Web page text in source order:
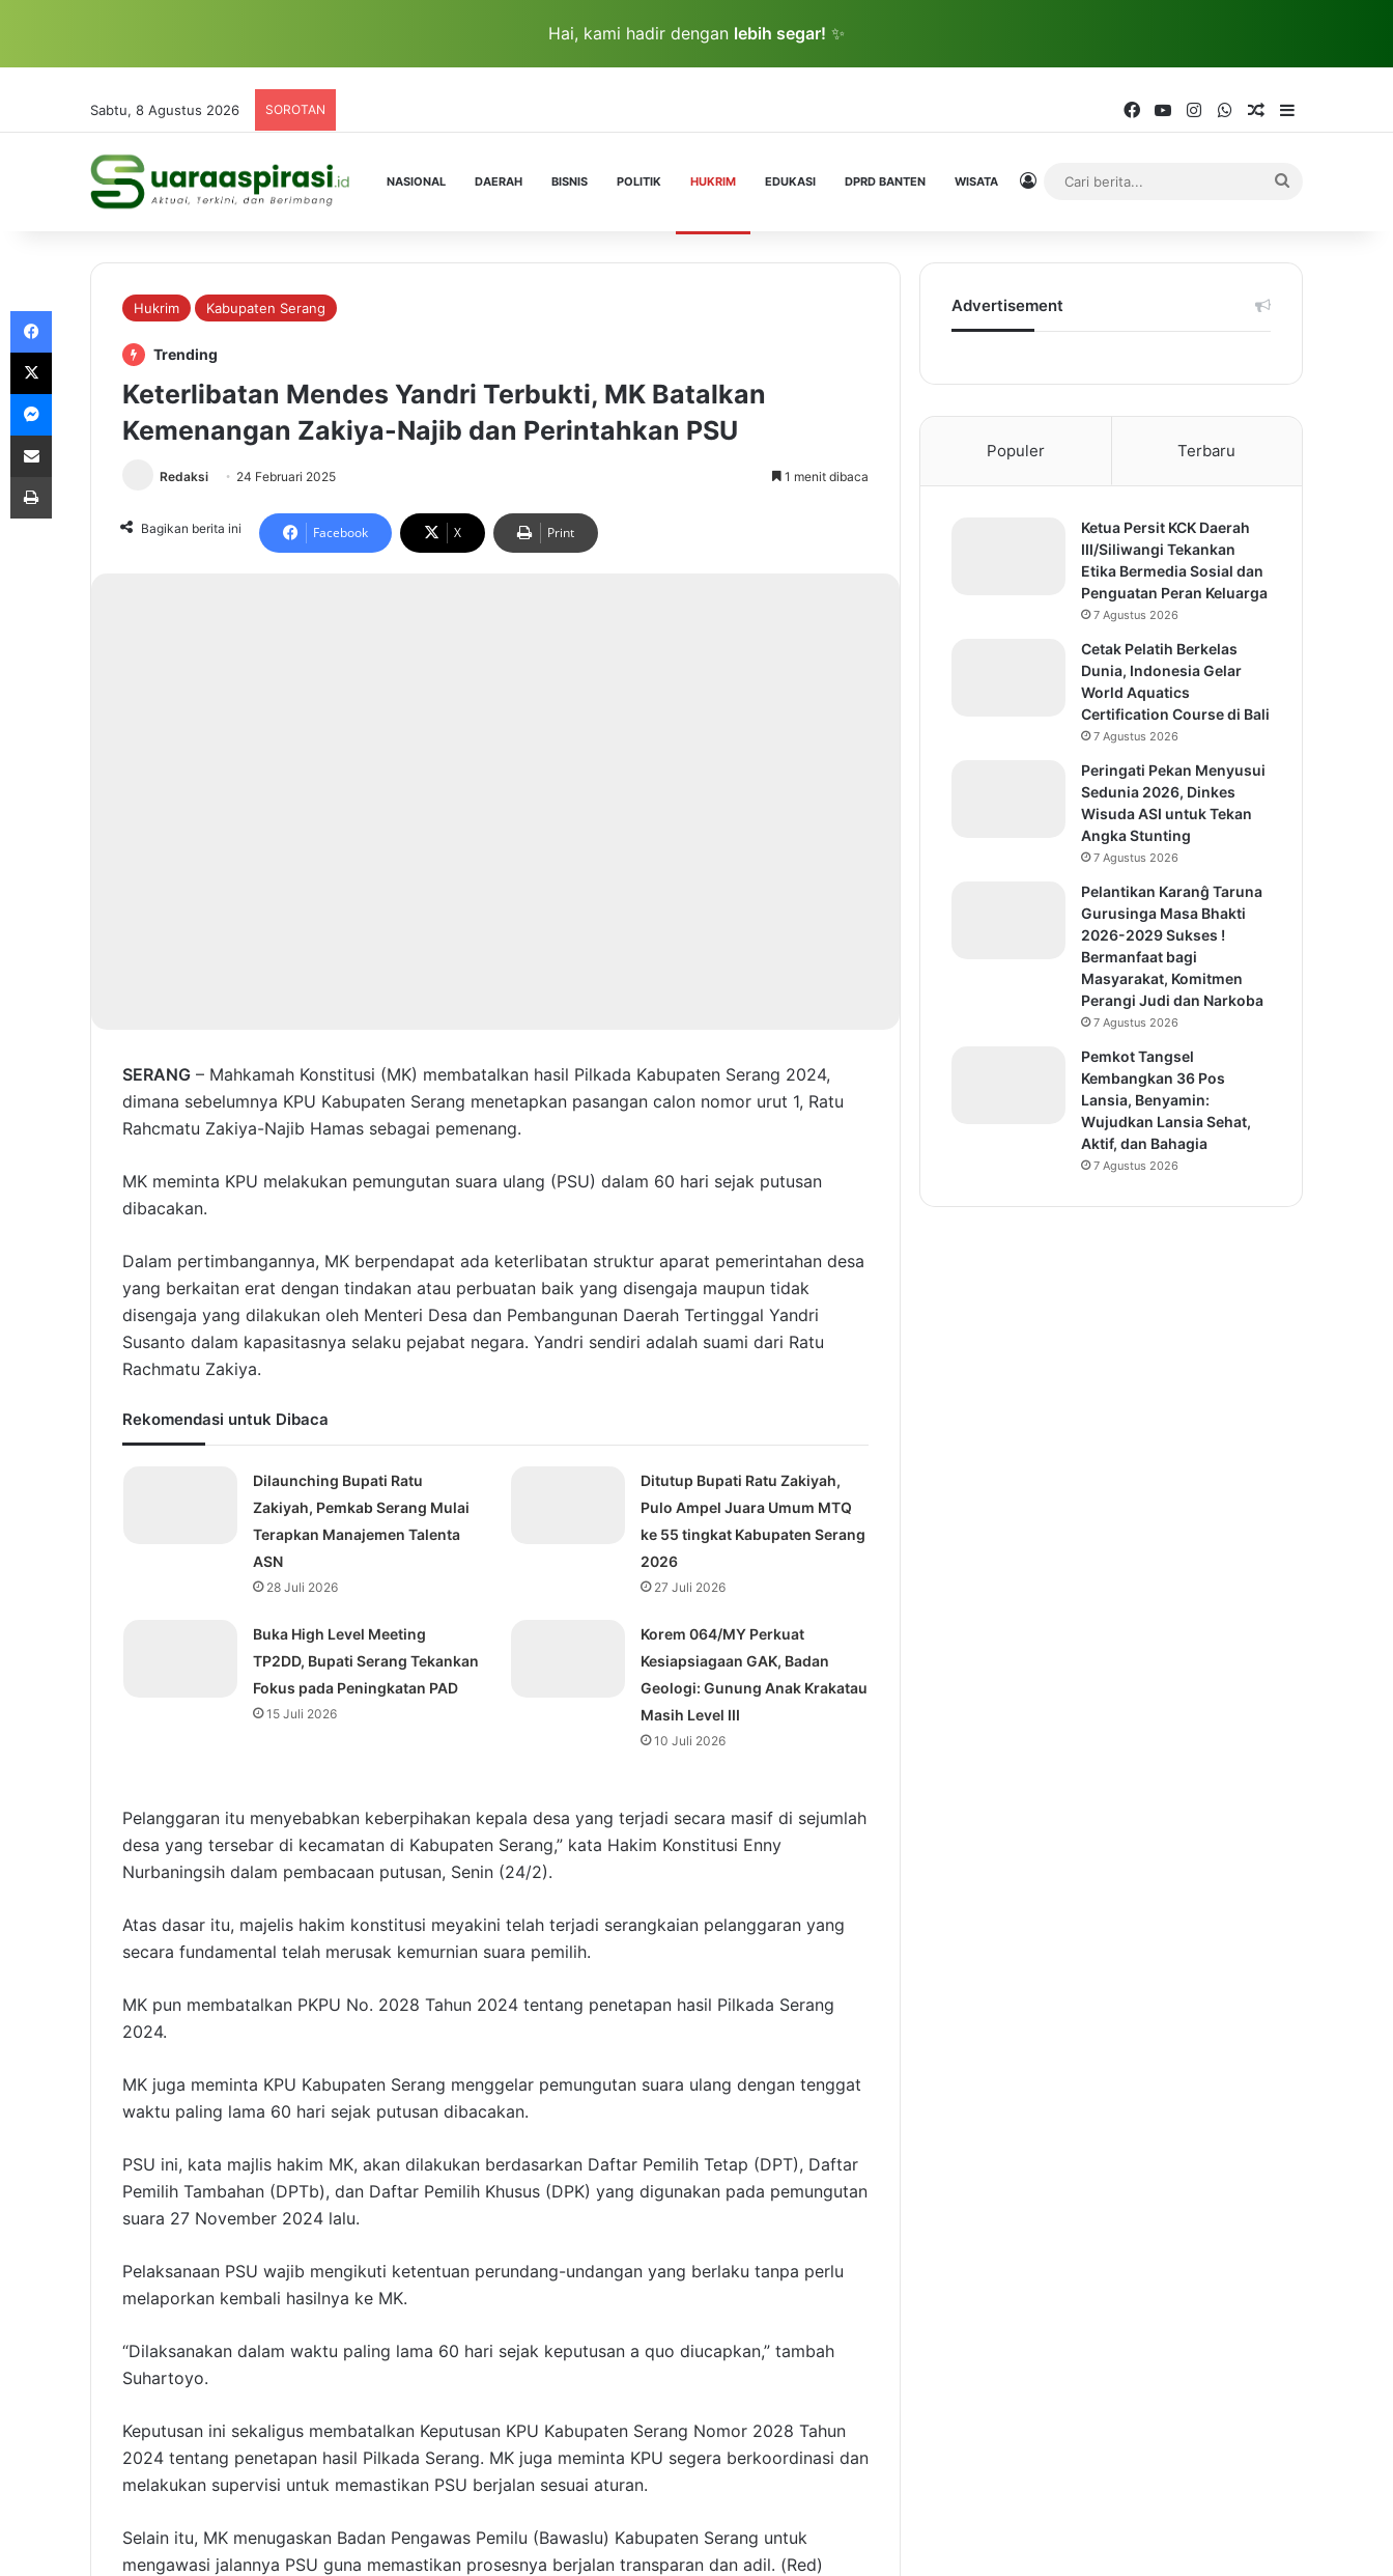
Hai, kami hadir dengan lebih segar! ✨
Sabtu, 8 Agustus 2026 SOROTAN FacebookYouTubeInstagramWhatsAppRandom Article
NASIONAL DAERAH BISNIS POLITIK HUKRIM EDUKASI DPRD BANTEN WISATA Log In
Hukrim Kabupaten Serang
Trending
Keterlibatan Mendes Yandri Terbukti, MK Batalkan
Kemenangan Zakiya-Najib dan Perintahkan PSU
Redaksi 24 Februari 2025 1 menit dibaca
Bagikan berita ini Facebook X Print
SERANG – Mahkamah Konstitusi (MK) membatalkan hasil Pilkada Kabupaten Serang 2024,
dimana sebelumnya KPU Kabupaten Serang menetapkan pasangan calon nomor urut 1, Ratu
Rahcmatu Zakiya-Najib Hamas sebagai pemenang.
MK meminta KPU melakukan pemungutan suara ulang (PSU) dalam 60 hari sejak putusan
dibacakan.
Dalam pertimbangannya, MK berpendapat ada keterlibatan struktur aparat pemerintahan desa
yang berkaitan erat dengan tindakan atau perbuatan baik yang disengaja maupun tidak
disengaja yang dilakukan oleh Menteri Desa dan Pembangunan Daerah Tertinggal Yandri
Susanto dalam kapasitasnya selaku pejabat negara. Yandri sendiri adalah suami dari Ratu
Rachmatu Zakiya.
Rekomendasi untuk Dibaca
Dilaunching Bupati Ratu
Zakiyah, Pemkab Serang Mulai
Terapkan Manajemen Talenta
ASN
28 Juli 2026
Ditutup Bupati Ratu Zakiyah,
Pulo Ampel Juara Umum MTQ
ke 55 tingkat Kabupaten Serang
2026
27 Juli 2026
Buka High Level Meeting
TP2DD, Bupati Serang Tekankan
Fokus pada Peningkatan PAD
15 Juli 2026
Korem 064/MY Perkuat
Kesiapsiagaan GAK, Badan
Geologi: Gunung Anak Krakatau
Masih Level III
10 Juli 2026
Pelanggaran itu menyebabkan keberpihakan kepala desa yang terjadi secara masif di sejumlah
desa yang tersebar di kecamatan di Kabupaten Serang,” kata Hakim Konstitusi Enny
Nurbaningsih dalam pembacaan putusan, Senin (24/2).
Atas dasar itu, majelis hakim konstitusi meyakini telah terjadi serangkaian pelanggaran yang
secara fundamental telah merusak kemurnian suara pemilih.
MK pun membatalkan PKPU No. 2028 Tahun 2024 tentang penetapan hasil Pilkada Serang
2024.
MK juga meminta KPU Kabupaten Serang menggelar pemungutan suara ulang dengan tenggat
waktu paling lama 60 hari sejak putusan dibacakan.
PSU ini, kata majlis hakim MK, akan dilakukan berdasarkan Daftar Pemilih Tetap (DPT), Daftar
Pemilih Tambahan (DPTb), dan Daftar Pemilih Khusus (DPK) yang digunakan pada pemungutan
suara 27 November 2024 lalu.
Pelaksanaan PSU wajib mengikuti ketentuan perundang-undangan yang berlaku tanpa perlu
melaporkan kembali hasilnya ke MK.
“Dilaksanakan dalam waktu paling lama 60 hari sejak keputusan a quo diucapkan,” tambah
Suhartoyo.
Keputusan ini sekaligus membatalkan Keputusan KPU Kabupaten Serang Nomor 2028 Tahun
2024 tentang penetapan hasil Pilkada Serang. MK juga meminta KPU segera berkoordinasi dan
melakukan supervisi untuk memastikan PSU berjalan sesuai aturan.
Selain itu, MK menugaskan Badan Pengawas Pemilu (Bawaslu) Kabupaten Serang untuk
mengawasi jalannya PSU guna memastikan prosesnya berjalan transparan dan adil. (Red)
Advertisement
Populer Terbaru
Ketua Persit KCK Daerah
III/Siliwangi Tekankan
Etika Bermedia Sosial dan
Penguatan Peran Keluarga
7 Agustus 2026
Cetak Pelatih Berkelas
Dunia, Indonesia Gelar
World Aquatics
Certification Course di Bali
7 Agustus 2026
Peringati Pekan Menyusui
Sedunia 2026, Dinkes
Wisuda ASI untuk Tekan
Angka Stunting
7 Agustus 2026
Pelantikan Karanĝ Taruna
Gurusinga Masa Bhakti
2026-2029 Sukses !
Bermanfaat bagi
Masyarakat, Komitmen
Perangi Judi dan Narkoba
7 Agustus 2026
Pemkot Tangsel
Kembangkan 36 Pos
Lansia, Benyamin:
Wujudkan Lansia Sehat,
Aktif, dan Bahagia
7 Agustus 2026